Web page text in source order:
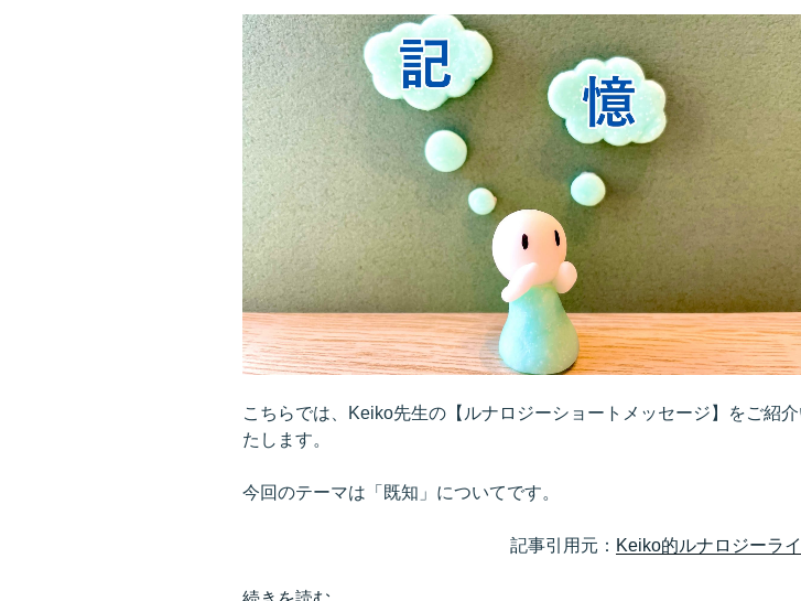
環
境
を
手
に
入
れ
る
人
を
選
ぶ
の
で
な
く、
分
こちらでは、Keiko先生の【ルナロジーショートメッセージ】をご紹介
たします。
今回のテーマは「既知」についてです。
記事引用元： Keiko的ルナロジーラ